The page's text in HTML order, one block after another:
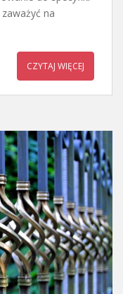
na
CZYTAJ WIĘCEJ